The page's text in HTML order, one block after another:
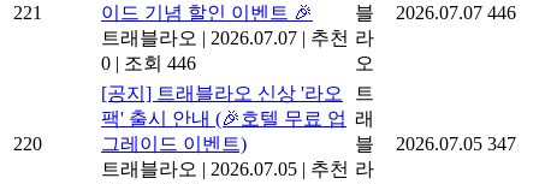
221
이드 기념 할인 이벤트 🎉
트래블라오 | 2026.07.07 | 추천
0 | 조회 446
블
라
오
2026.07.07 446
220
[공지] 트래블라오 신상 '라오
팩' 출시 안내 (🎉호텔 무료 업
그레이드 이벤트)
트래블라오 | 2026.07.05 | 추천
트
래
블
라
2026.07.05 347